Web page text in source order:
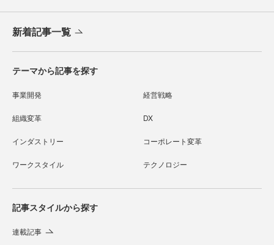
新着記事一覧
テーマから記事を探す
事業開発 経営戦略
組織変革 DX
インダストリー コーポレート変革
ワークスタイル テクノロジー
記事スタイルから探す
連載記事